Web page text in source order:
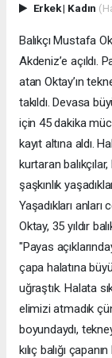
Erkek| Kadın
Balıkçı Mustafa
Akdeniz’e açıldı.
atan Oktay’ın
takıldı. Devasa
için 45 dakika
kayıt altına aldı.
kurtaran
şaşkınlık
Yaşadıkları
Oktay, 35 yıldır
"Payas
çapa halatına
uğraştık. Halata
elimizi atmadık
boyundaydı,
kılıç balığı